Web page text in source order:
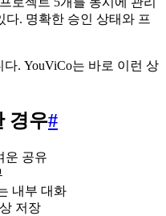
다. 명확한 승인 상태와 프
. YouViCo는 바로 이런 상
경우#
운 공유
내부 대화
저장